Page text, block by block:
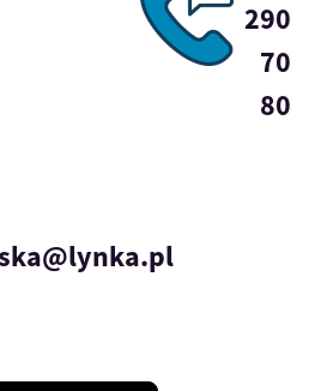
290
70
80